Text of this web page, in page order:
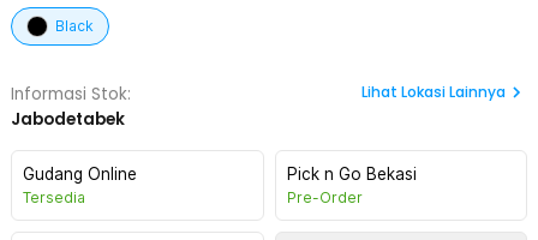
Black
Informasi Stok:
Jabodetabek
Lihat Lokasi Lainnya
Gudang Online
Tersedia
Pick n Go Bekasi
Pre-Order